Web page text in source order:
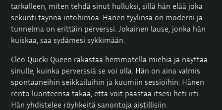
tarkalleen, miten tehdä sinut hulluksi, sillä hän elää joka
sekunti täynnä intohimoa. Hänen tyylinsä on moderni ja
tunnelma on erittäin perverssi. Jokainen lause, jonka hän
kuiskaa, saa sydämesi sykkimään.
Cleo Quicki Queen rakastaa hemmotella miehiä ja näyttää
sinulle, kuinka perverssiä se voi olla. Hän on aina valmis
spontaaneihin seikkailuihin ja kuumiin sessioihin. Hänen
rento luonteensa takaa, että voit päästää itsesi heti irti.
Hän yhdistelee röyhkeitä sanontoja aistillisiin